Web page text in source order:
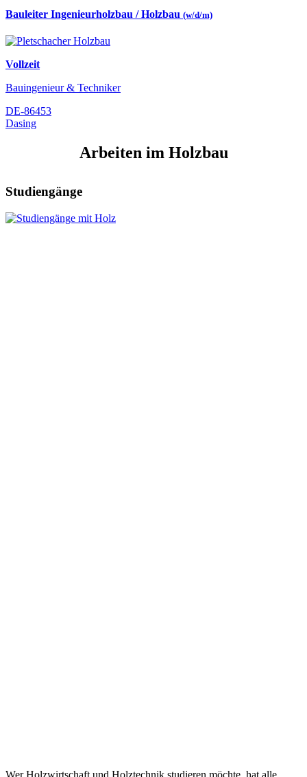
Bauleiter Ingenieurholzbau / Holzbau (w/d/m)
Vollzeit
Bauingenieur & Techniker
DE-86453
Dasing
Arbeiten im Holzbau
Studiengänge
Wer Holzwirtschaft und Holztechnik studieren möchte, hat alle